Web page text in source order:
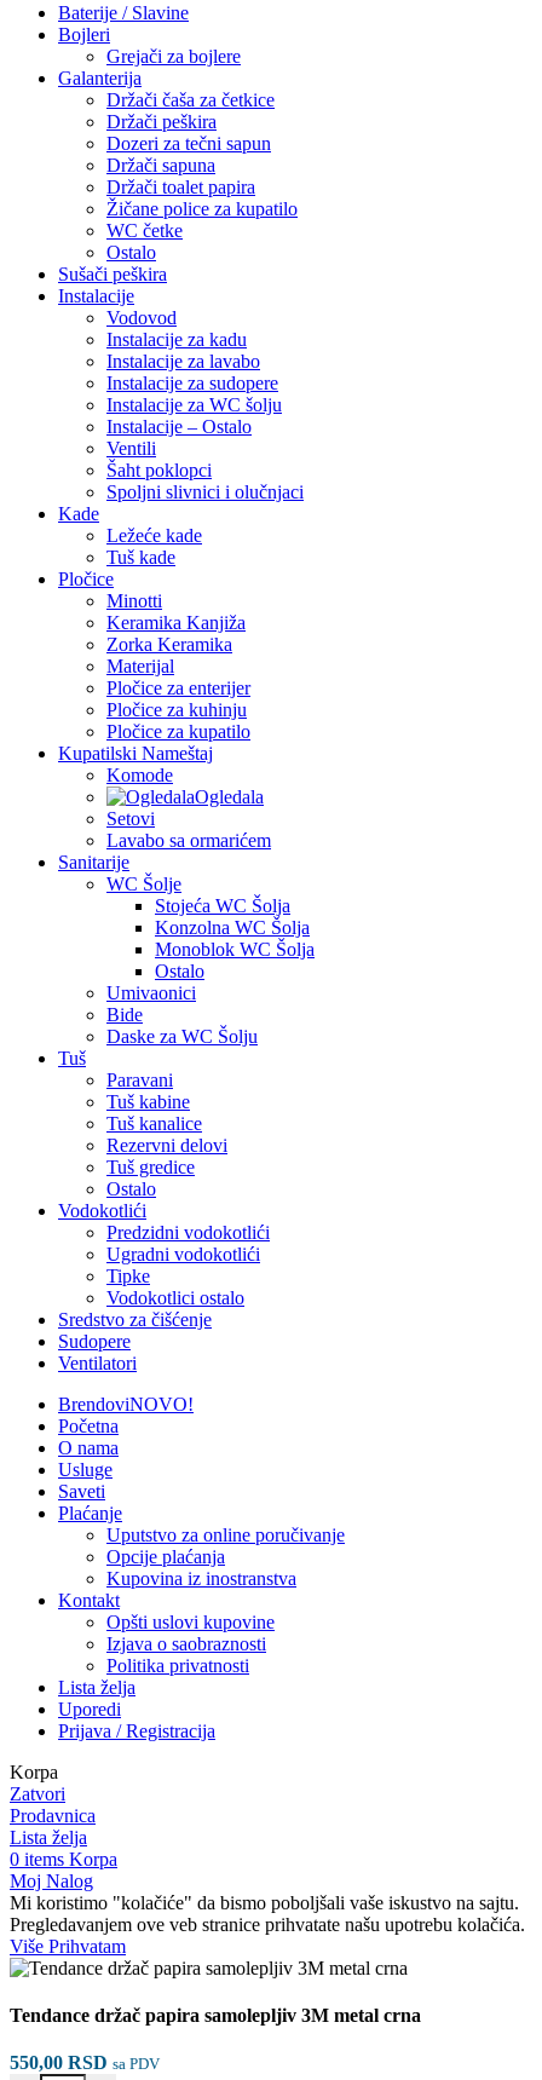
Baterije / Slavine
Bojleri
Grejači za bojlere
Galanterija
Držači čaša za četkice
Držači peškira
Dozeri za tečni sapun
Držači sapuna
Držači toalet papira
Žičane police za kupatilo
WC četke
Ostalo
Sušači peškira
Instalacije
Vodovod
Instalacije za kadu
Instalacije za lavabo
Instalacije za sudopere
Instalacije za WC šolju
Instalacije – Ostalo
Ventili
Šaht poklopci
Spoljni slivnici i olučnjaci
Kade
Ležeće kade
Tuš kade
Pločice
Minotti
Keramika Kanjiža
Zorka Keramika
Materijal
Pločice za enterijer
Pločice za kuhinju
Pločice za kupatilo
Kupatilski Nameštaj
Komode
Ogledala
Setovi
Lavabo sa ormarićem
Sanitarije
WC Šolje
Stojeća WC Šolja
Konzolna WC Šolja
Monoblok WC Šolja
Ostalo
Umivaonici
Bide
Daske za WC Šolju
Tuš
Paravani
Tuš kabine
Tuš kanalice
Rezervni delovi
Tuš gredice
Ostalo
Vodokotlići
Predzidni vodokotlići
Ugradni vodokotlići
Tipke
Vodokotlici ostalo
Sredstvo za čišćenje
Sudopere
Ventilatori
BrendoviNOVO!
Početna
O nama
Usluge
Saveti
Plaćanje
Uputstvo za online poručivanje
Opcije plaćanja
Kupovina iz inostranstva
Kontakt
Opšti uslovi kupovine
Izjava o saobraznosti
Politika privatnosti
Lista želja
Uporedi
Prijava / Registracija
Korpa
Zatvori
Prodavnica
Lista želja
0 items Korpa
Moj Nalog
Mi koristimo "kolačiće" da bismo poboljšali vaše iskustvo na sajtu.
Pregledavanjem ove veb stranice prihvatate našu upotrebu kolačića.
Više Više
Prihvatam
Tendance držač papira samolepljiv 3M metal crna
550,00 RSD sa PDV